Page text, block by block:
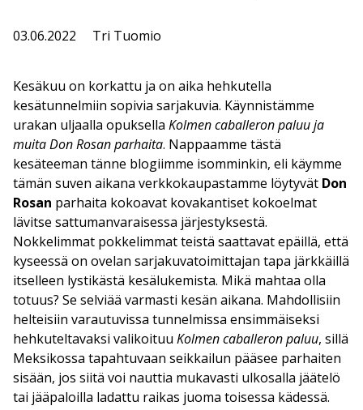
03.06.2022 Tri Tuomio
Kesäkuu on korkattu ja on aika hehkutella
kesätunnelmiin sopivia sarjakuvia. Käynnistämme
urakan uljaalla opuksella Kolmen caballeron paluu ja
muita Don Rosan parhaita. Nappaamme tästä
kesäteeman tänne blogiimme isomminkin, eli käymme
tämän suven aikana verkkokaupastamme löytyvät Don
Rosan parhaita kokoavat kovakantiset kokoelmat
lävitse sattumanvaraisessa järjestyksestä.
Nokkelimmat pokkelimmat teistä saattavat epäillä, että
kyseessä on ovelan sarjakuvatoimittajan tapa järkkäillä
itselleen lystikästä kesälukemista. Mikä mahtaa olla
totuus? Se selviää varmasti kesän aikana. Mahdollisiin
helteisiin varautuvissa tunnelmissa ensimmäiseksi
hehkuteltavaksi valikoituu Kolmen caballeron paluu, sillä
Meksikossa tapahtuvaan seikkailun pääsee parhaiten
sisään, jos siitä voi nauttia mukavasti ulkosalla jäätelö
tai jääpaloilla ladattu raikas juoma toisessa kädessä.